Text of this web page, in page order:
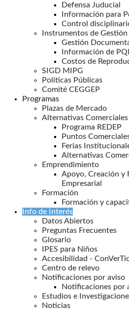
Defensa Juducial
Información para
Control
Instrumentos de Gestión
Gestión
Información de
Costos de
SIGD MIPG
Politicas Públicas
Comité CEGGEP
Programas
Plazas de Mercado
Alternativas Comerciales
Programa REDEP
Puntos
Ferias
Alternativas
Emprendimiento
Apoyo, Creación y
Empresarial
Formación
Formación y
Info de Interés
Datos Abiertos
Preguntas Frecuentes
Glosario
IPES para Niños
Accesibilidad - ConVerTic
Centro de relevo
Notificaciones por aviso
Notificaciones por
Estudios e
Noticias